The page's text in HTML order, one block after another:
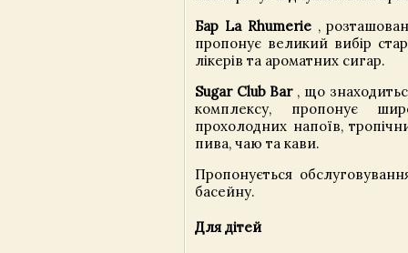
Бар La Rhumerie,
пропонує великий вибір
лікерів та ароматних сигар.
Sugar Club Bar, що
комплексу, пропонує
прохолодних напоїв,
пива, чаю та кави.
Пропонується
басейну.
Для дітей